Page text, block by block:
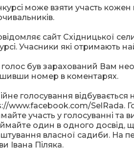
може взяти участь
сайт Східницької
Учасники які отримають
був зарахований Вам
номер в коментарях.
голосування
www.facebook.com/SelRada.
участь у голосуванні та
один в одного досвід,
власної садиби. На
Івана Піляка.